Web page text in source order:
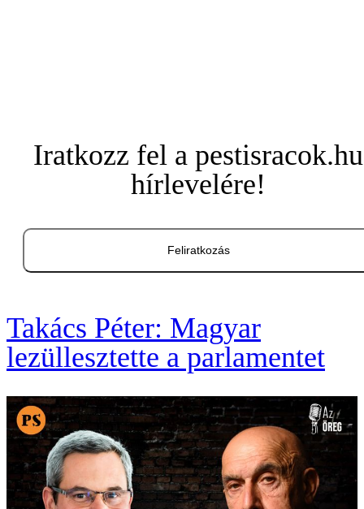
Iratkozz fel a pestisracok.hu
hírlevelére!
Feliratkozás
Takács Péter: Magyar
lezüllesztette a parlamentet